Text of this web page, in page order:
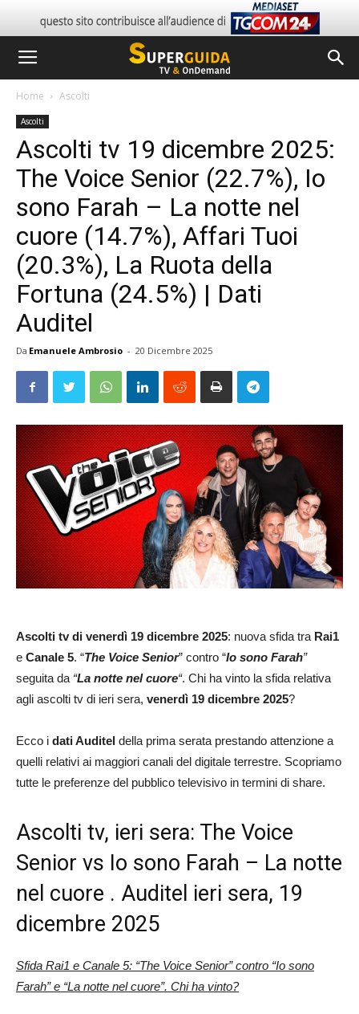
Home Ascolti
Ascolti
Ascolti tv 19 dicembre 2025:
The Voice Senior (22.7%), Io
sono Farah – La notte nel
cuore (14.7%), Affari Tuoi
(20.3%), La Ruota della
Fortuna (24.5%) | Dati
Auditel
Da Emanuele Ambrosio - 20 Dicembre 2025
Ascolti tv di venerdì 19 dicembre 2025: nuova sfida tra Rai1
e Canale 5. “The Voice Senior” contro “Io sono Farah”
seguita da “La notte nel cuore“. Chi ha vinto la sfida relativa
agli ascolti tv di ieri sera, venerdì 19 dicembre 2025?
Ecco i dati Auditel della prima serata prestando attenzione a
quelli relativi ai maggiori canali del digitale terrestre. Scopriamo
tutte le preferenze del pubblico televisivo in termini di share.
Ascolti tv, ieri sera: The Voice
Senior vs Io sono Farah – La notte
nel cuore . Auditel ieri sera, 19
dicembre 2025
Sfida Rai1 e Canale 5: “The Voice Senior” contro “Io sono
Farah” e “La notte nel cuore”. Chi ha vinto?